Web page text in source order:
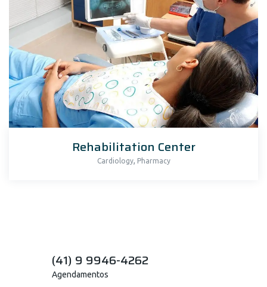
Rehabilitation Center
Cardiology, Pharmacy
(41) 9 9946-4262
Agendamentos